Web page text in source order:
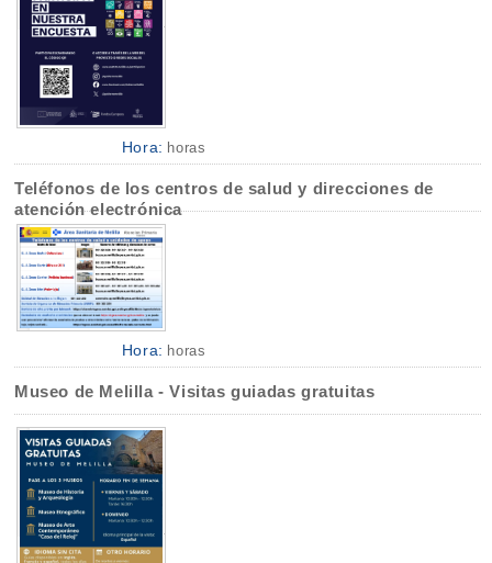
Hora: horas
Teléfonos de los centros de salud y direcciones de
atención electrónica
Hora: horas
Museo de Melilla - Visitas guiadas gratuitas